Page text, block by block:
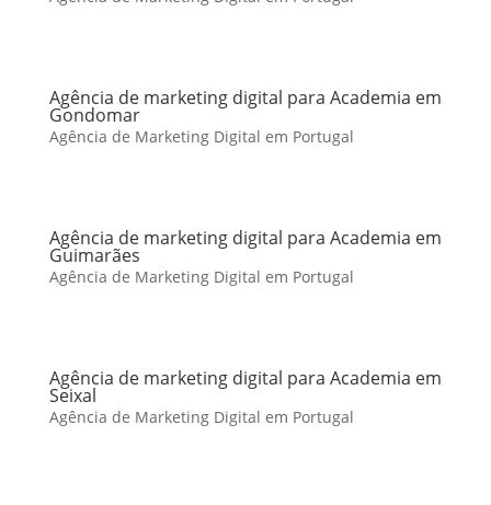
Agência de marketing digital para Academia em
Gondomar
Agência de Marketing Digital em Portugal
Agência de marketing digital para Academia em
Guimarães
Agência de Marketing Digital em Portugal
Agência de marketing digital para Academia em
Seixal
Agência de Marketing Digital em Portugal